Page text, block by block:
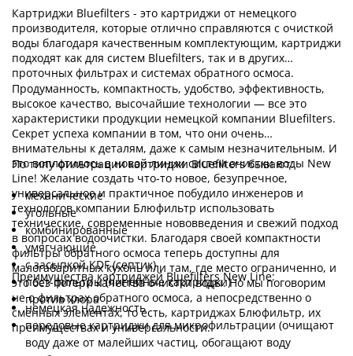
Картриджи Bluefilters - это картриджи от немецкого
производителя, которые отлично справляются с очисткой
воды благодаря качественным комплектующим, картриджи
подходят как для систем Bluefilters, так и в других
проточных фильтрах и системах обратного осмоса.
Продуманность, компактность, удобство, эффективность,
высокое качество, высочайшие технологии — все это
характеристики продукции немецкой компании Bluefilters.
Секрет успеха компании в том, что они очень
внимательны к деталям, даже к самым незначительным. И
это воплотилось в новой линии систем очистки воды New
Line! Желание создать что-то новое, безупречное,
универсальное и практичное побудило инженеров и
технологов компании Блюфильтр использовать
технические, современные нововведения и свежий подход
в вопросах водоочистки. Благодаря своей компактности
фильтры обратного осмоса теперь доступны для
малогабаритных кухонь или там, где место ограниченно, и
это без потери качества очистки воды. Но мы поговорим
не о фильтрах обратного осмоса, а непосредственно о
сменных элементах, то есть, картриджах Блюфильтр, их
преимуществах и универсальности.
По типу фильтрации картриджи Bluefilters бывают:
механические
угольные
комбинированные
умягчающие
с засыпкой KDF (септик)
пост-фильтры (линейные картриджи)
против хлора
Преимущества картриджей Bluefilters New Line:
немецкая надежность
передовые картриджи для микрофильтрации (очищают
воду даже от малейших частиц, обогащают воду